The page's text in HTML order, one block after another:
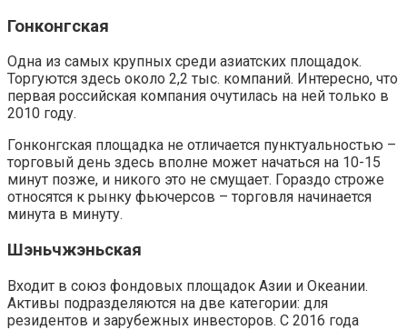
Гонконгская
Одна из самых крупных среди азиатских площадок.
Торгуются здесь около 2,2 тыс. компаний. Интересно, что
первая российская компания очутилась на ней только в
2010 году.
Гонконгская площадка не отличается пунктуальностью –
торговый день здесь вполне может начаться на 10-15
минут позже, и никого это не смущает. Гораздо строже
относятся к рынку фьючерсов – торговля начинается
минута в минуту.
Шэньчжэньская
Входит в союз фондовых площадок Азии и Океании.
Активы подразделяются на две категории: для
резидентов и зарубежных инвесторов. С 2016 года